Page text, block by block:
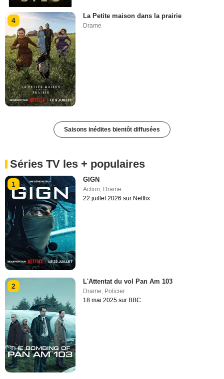
4
La Petite maison dans la prairie
Drame
Saisons inédites bientôt diffusées
Séries TV les + populaires
1
GIGN
Action, Drame
22 juillet 2026 sur Netflix
2
L'Attentat du vol Pan Am 103
Drame, Policier
18 mai 2025 sur BBC